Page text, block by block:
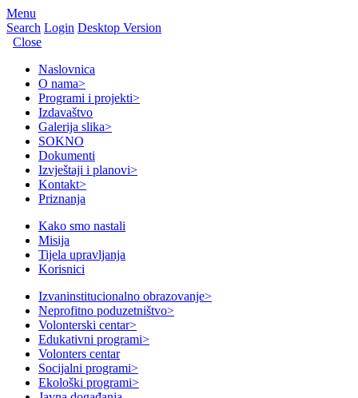
Menu
Search Login Desktop Version
Close
Naslovnica
O nama>
Programi i projekti>
Izdavaštvo
Galerija slika>
SOKNO
Dokumenti
Izvještaji i planovi>
Kontakt>
Priznanja
Kako smo nastali
Misija
Tijela upravljanja
Korisnici
Izvaninstitucionalno obrazovanje>
Neprofitno poduzetništvo>
Volonterski centar>
Edukativni programi>
Volonters centar
Socijalni programi>
Ekološki programi>